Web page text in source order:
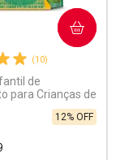
(10)
de
para Crianças de
Nestonutri
de 800g cada12% OFF
COMPRAR